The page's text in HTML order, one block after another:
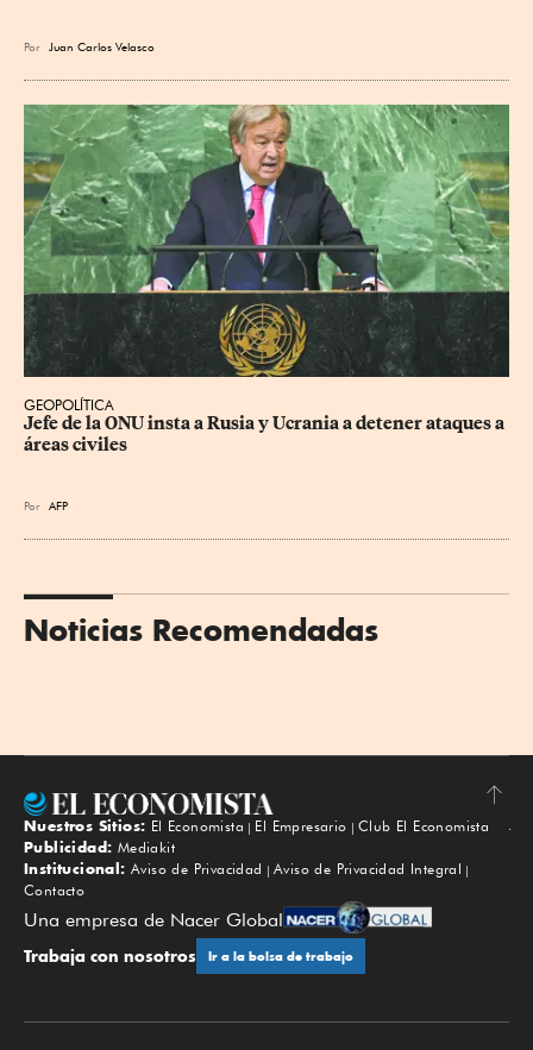
Por Juan Carlos Velasco
GEOPOLÍTICA
Jefe de la ONU insta a Rusia y Ucrania a detener ataques a
áreas civiles
Por AFP
Noticias Recomendadas
Subir
Nuestros Sitios: El Economista El Empresario
Club El Economista
Publicidad: Mediakit
Institucional: Aviso de Privacidad
Aviso de Privacidad Integral
Contacto
Una empresa de Nacer Global
Trabaja con nosotros Ir a la bolsa de trabajo